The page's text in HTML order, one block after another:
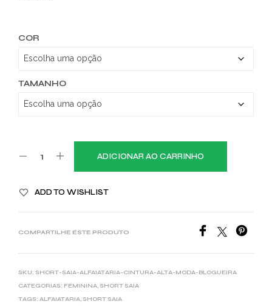
COR
TAMANHO
ADICIONAR AO CARRINHO
ADD TO WISHLIST
COMPARTILHE ESTE PRODUTO
SKU: SHORT-SAIA-ALFAIATARIA-CINTURA-ALTA-MODA-BLOGUEIRA
CATEGORIAS: FEMININA, SHORT SAIA
TAGS: ALFAIATARIA, SHORT SAIA